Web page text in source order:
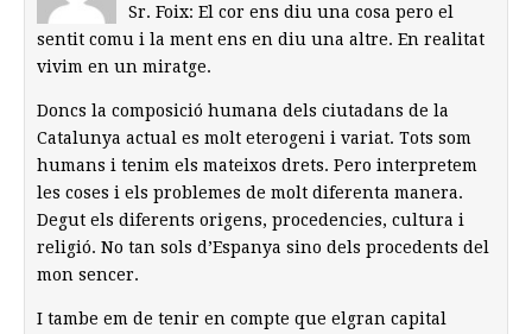
Sr. Foix: El cor ens diu una cosa pero el
sentit comu i la ment ens en diu una altre. En realitat
vivim en un miratge.
Doncs la composició humana dels ciutadans de la
Catalunya actual es molt eterogeni i variat. Tots som
humans i tenim els mateixos drets. Pero interpretem
les coses i els problemes de molt diferenta manera.
Degut els diferents origens, procedencies, cultura i
religió. No tan sols d’Espanya sino dels procedents del
mon sencer.
I tambe em de tenir en compte que elgran capital